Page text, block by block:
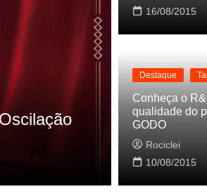
clipe de
Destaque
Cynthia
Baleiro
Rociclei
16/08/2015
Destaque
Conheça o
qualidade do
GODO
Rociclei
10/08/2015